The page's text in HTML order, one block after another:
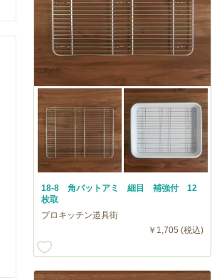
18-8 角バットアミ 細目 補強付 12
枚取
プロキッチン道具街
￥1,705 (税込)